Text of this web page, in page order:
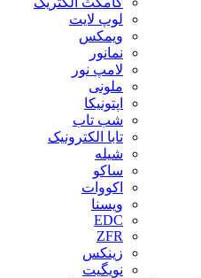
لوپ لایت
ویمکس
نمانور
لامپ نور
ملونی
اپتونیکا
شب تاب
تابا الکترونیک
شیله
ساکو
اکووات
ویسنا
EDC
ZFR
زینکس
نویگیت